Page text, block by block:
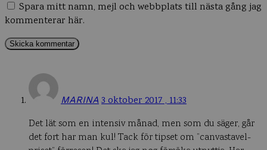
MARINA 3 oktober 2017 , 11:33
Det lät som en intensiv månad, men som du säger, går
det fort har man kul! Tack för tipset om ”canvastavel-
Spara mitt namn, mejl och webbplats till nästa gång jag
kommenterar här.